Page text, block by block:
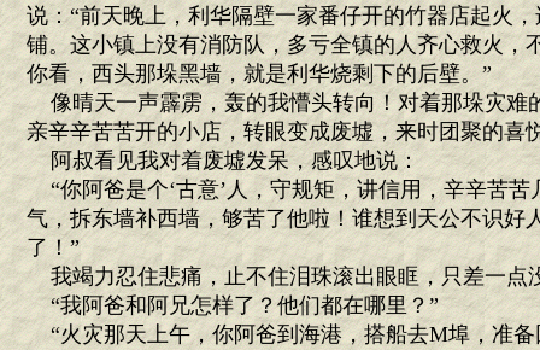
说：“前天晚上，利华隔壁一家番仔开的竹器店起火
铺。这小镇上没有消防队，多亏全镇的人齐心救火，
你看，西头那垛黑墙，就是利华烧剩下的后壁。”
像晴天一声霹雳，轰的我懵头转向！对着那垛灾难
亲辛辛苦苦开的小店，转眼变成废墟，来时团聚的喜
阿叔看见我对着废墟发呆，感叹地说：
“你阿爸是个‘古意’人，守规矩，讲信用，辛辛苦
气，拆东墙补西墙，够苦了他啦！谁想到天公不识好
了！”
我竭力忍住悲痛，止不住泪珠滚出眼眶，只差一点
“我阿爸和阿兄怎样了？他们都在哪里？”
“火灾那天上午，你阿爸到海港，搭船去M埠，准备